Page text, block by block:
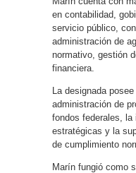
en contabilidad,
servicio público,
administración de
normativo, gestión
financiera.
La designada
administración de
fondos federales,
estratégicas y la
de cumplimiento
Marín fungió como